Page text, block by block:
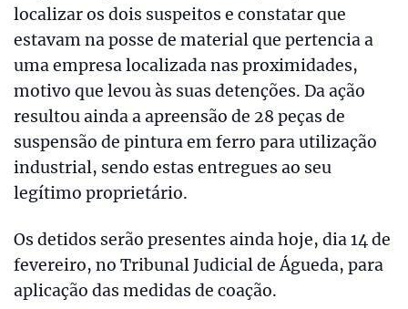
localizar os dois suspeitos e constatar que
estavam na posse de material que pertencia a
uma empresa localizada nas proximidades,
motivo que levou às suas detenções. Da ação
resultou ainda a apreensão de 28 peças de
suspensão de pintura em ferro para utilização
industrial, sendo estas entregues ao seu
legítimo proprietário.
Os detidos serão presentes ainda hoje, dia 14 de
fevereiro, no Tribunal Judicial de Águeda, para
aplicação das medidas de coação.